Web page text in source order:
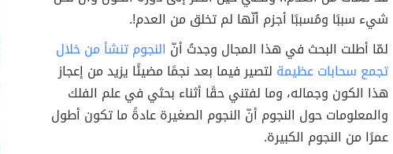
شيء سببًا ومُسببًا أجزم أنّها لم تخلق من العدم!.
لمّا أطلت البحث في هذا المجال وجدتُ أنّ النجوم تنشأ من خلال
تجمع سحابات عظيمة لتصير فيما بعد نجمًا مضيئًا يزيد من إعجاز
هذا الكون وجماله، وما لفتني حقًا أثناء بحثي في علم الفلك
والمعلومات حول النجوم أنّ النجوم الصغيرة عادةً ما تكون أطول
عمرًا من النجوم الكبيرة.